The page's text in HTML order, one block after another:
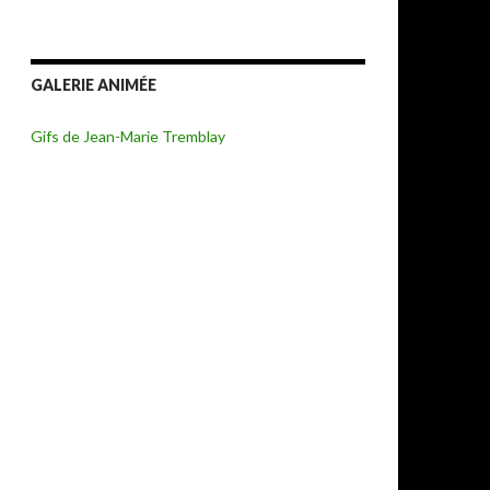
GALERIE ANIMÉE
Gifs de Jean-Marie Tremblay